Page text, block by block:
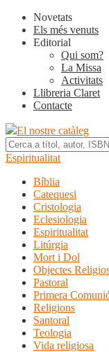
Novetats
Els més venuts
Editorial
Qui som?
La Missa
Activitats
Llibreria Claret
Contacte
El nostre catàleg
Espiritualitat
Bíblia
Catequesi
Cristologia
Eclesiologia
Espiritualitat
Litúrgia
Mort i Dol
Objectes
Pastoral
Primera
Religions
Santoral
Teologia
Vida religiosa